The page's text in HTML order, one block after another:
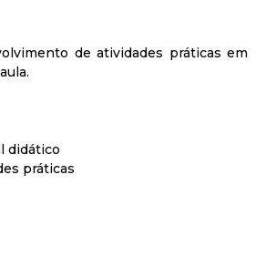
de atividades práticas em
didático
práticas